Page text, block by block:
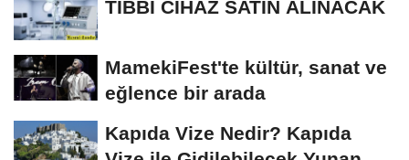
TIBBİ CİHAZ SATIN ALINACAK
MamekiFest'te kültür, sanat ve
eğlence bir arada
Kapıda Vize Nedir? Kapıda